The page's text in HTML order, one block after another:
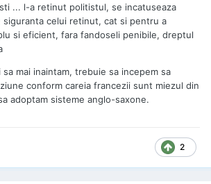
... l-a retinut politistul, se incatuseaza
celui retinut, cat si pentru a
si eficient, fara fandoseli penibile, dreptul
sa mai inaintam, trebuie sa incepem sa
conform careia francezii sunt miezul din
adoptam sisteme anglo-saxone.
2